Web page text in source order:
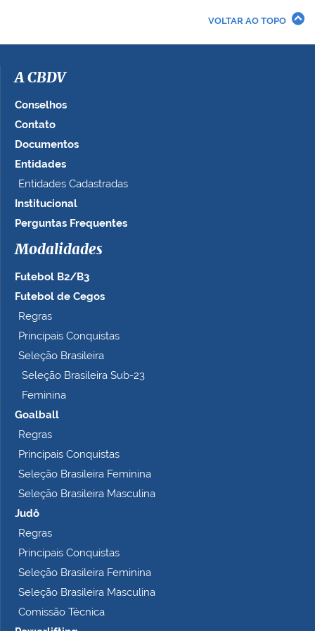
i
a
e
o
t
a
n
o
o
m
e
t
VOLTAR AO TOPO
A CBDV
Conselhos
Contato
Documentos
Entidades
Entidades Cadastradas
Institucional
Perguntas Frequentes
Modalidades
Futebol B2/B3
Futebol de Cegos
Regras
Principais Conquistas
Seleção Brasileira
Seleção Brasileira Sub-23
Feminina
Goalball
Regras
Principais Conquistas
Seleção Brasileira Feminina
Seleção Brasileira Masculina
Judô
Regras
Principais Conquistas
Seleção Brasileira Feminina
Seleção Brasileira Masculina
Comissão Técnica